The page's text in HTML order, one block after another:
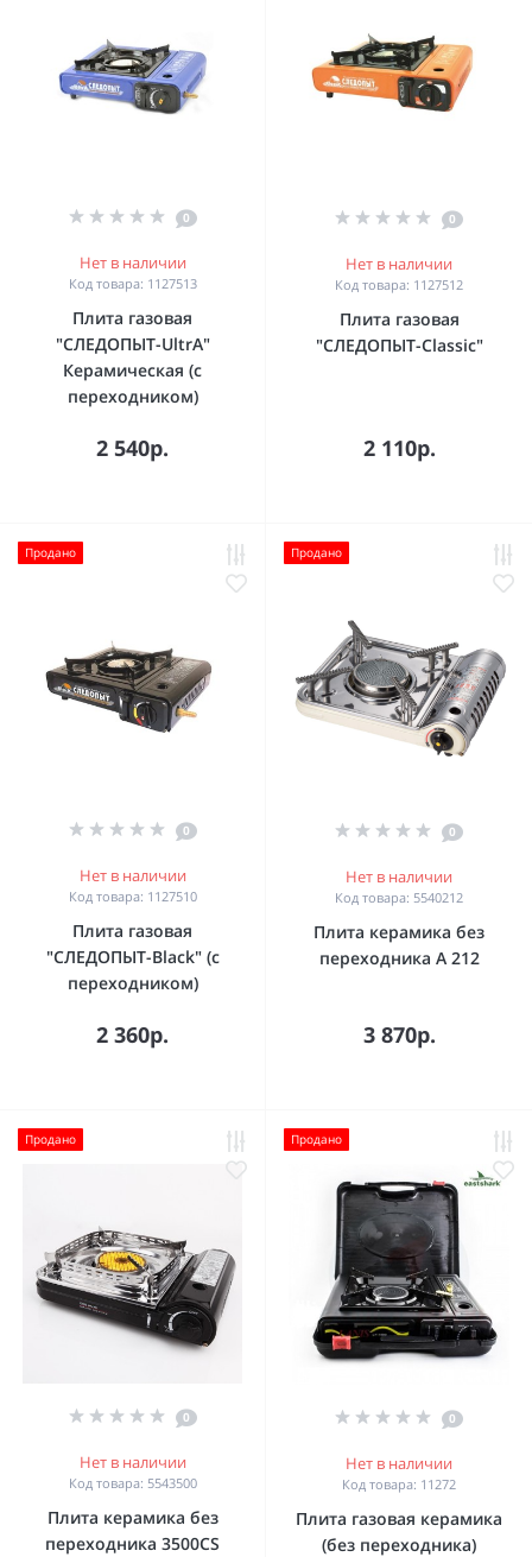
0
Нет в наличии
Код товара: 1127513
Плита газовая
"СЛЕДОПЫТ-UltrA"
Керамическая (с
переходником)
2 540р.
0
Нет в наличии
Код товара: 1127512
Плита газовая
"СЛЕДОПЫТ-Classic"
2 110р.
Продано
0
Нет в наличии
Код товара: 1127510
Плита газовая
"СЛЕДОПЫТ-Black" (с
переходником)
2 360р.
Продано
0
Нет в наличии
Код товара: 5540212
Плита керамика без
переходника A 212
3 870р.
Продано
0
Нет в наличии
Код товара: 5543500
Плита керамика без
переходника 3500CS
Продано
0
Нет в наличии
Код товара: 11272
Плита газовая керамика
(без переходника)